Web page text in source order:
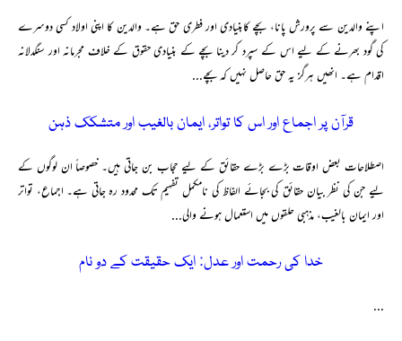
اپنے والدین سے پرورش پانا، بچے کابنیادی اور فطری حق ہے۔ والدین کا اپنی اولاد کسی دوسرے
کی گود بھرنے کے لیے اس کے سپرد کر دینا بچے کے بنیادی حقوق کے خلاف مجرمانہ اور سنگدلانہ
اقدام ہے۔ انھیں ہرگز یہ حق حاصل نہیں کہ بچے...
قرآن پر اجماع اور اس کا تواتر، ایمان بالغیب اور متشکک ذہن
اصطلاحات بعض اوقات بڑے بڑے حقائق کے لیے حجاب بن جاتی ہیں۔ خصوصاً ان لوگوں کے
لیے جن کی نظر بیان حقائق کی بجائے الفاظ کی نامکمل تفہیم تک محدود رہ جاتی ہے۔ اجماع، تواتر
اور ایمان بالغیب، مذہبی حلقوں میں استعمال ہونے والی...
خدا کی رحمت اور عدل: ایک حقیقت کے دو نام
...